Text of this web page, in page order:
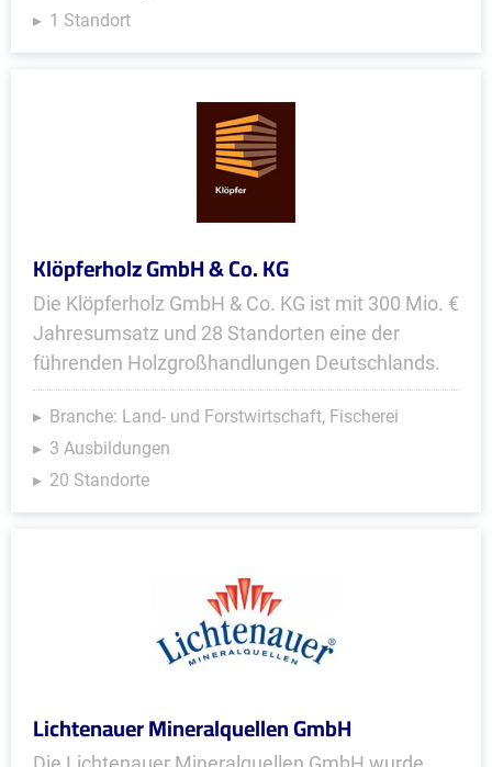
1 Standort
Klöpferholz GmbH & Co. KG
Die Klöpferholz GmbH & Co. KG ist mit 300 Mio. €
Jahresumsatz und 28 Standorten eine der
führenden Holzgroßhandlungen Deutschlands.
Branche: Land- und Forstwirtschaft, Fischerei
3 Ausbildungen
20 Standorte
Lichtenauer Mineralquellen GmbH